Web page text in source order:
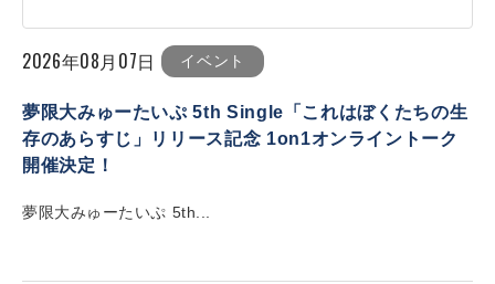
2026年08月07日 イベント
夢限大みゅーたいぷ 5th Single「これはぼくたちの生
存のあらすじ」リリース記念 1on1オンライントーク
開催決定！
夢限大みゅーたいぷ 5th...